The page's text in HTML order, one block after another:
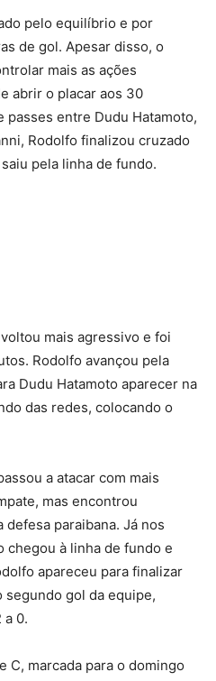
pelo equilíbrio e por
de gol. Apesar disso, o
mais as ações
abrir o placar aos 30
passes entre Dudu Hatamoto,
Rodolfo finalizou cruzado
pela linha de fundo.
mais agressivo e foi
Rodolfo avançou pela
Dudu Hatamoto aparecer na
das redes, colocando o
a atacar com mais
mas encontrou
paraibana. Já nos
chegou à linha de fundo e
apareceu para finalizar
segundo gol da equipe,
a 0.
C, marcada para o domingo